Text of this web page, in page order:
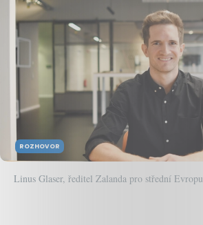
ROZHOVOR
Linus Glaser, ředitel Zalanda pro střední Evropu